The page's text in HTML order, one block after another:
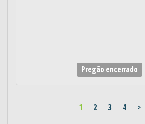
Pregão encerrado
1 2 3 4 >